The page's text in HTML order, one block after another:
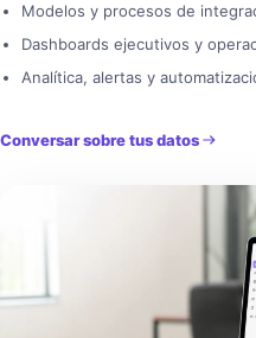
Modelos y procesos de
Dashboards ejecutivos y
Analítica, alertas y
Conversar sobre tus datos